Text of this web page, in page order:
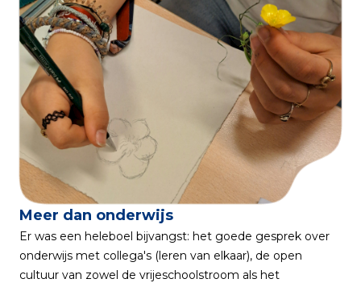
Meer dan onderwijs
Er was een heleboel bijvangst: het goede gesprek over
onderwijs met collega's (leren van elkaar), de open
cultuur van zowel de vrijeschoolstroom als het